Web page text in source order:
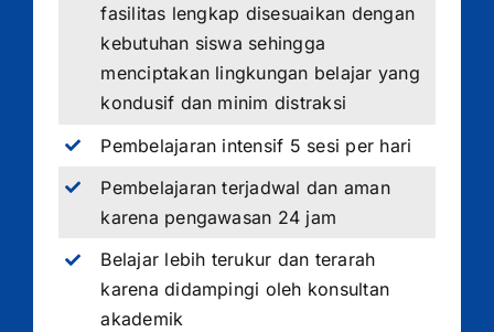
fasilitas lengkap disesuaikan dengan
kebutuhan siswa sehingga
menciptakan lingkungan belajar yang
kondusif dan minim distraksi
Pembelajaran intensif 5 sesi per hari
Pembelajaran terjadwal dan aman
karena pengawasan 24 jam
Belajar lebih terukur dan terarah
karena didampingi oleh konsultan
akademik